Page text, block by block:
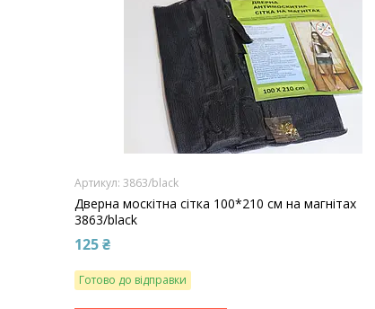
3863/black
Дверна москітна сітка 100*210 см на магнітах
3863/black
125 ₴
Готово до відправки